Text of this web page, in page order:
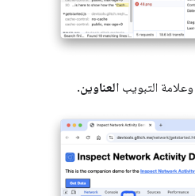
وعلامة التبويب العناوين.